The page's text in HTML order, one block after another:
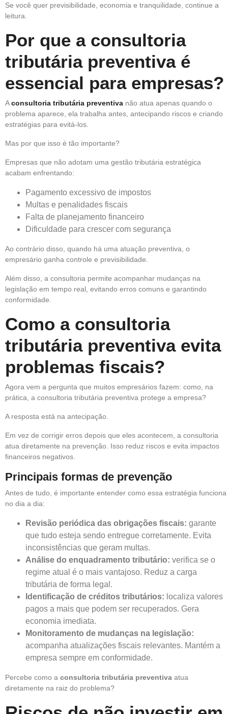
Se você quer previsibilidade, economia e tranquilidade, continue a
leitura.
Por que a consultoria
tributária preventiva é
essencial para empresas?
A consultoria tributária preventiva não atua apenas quando o
problema aparece, ela trabalha antes, antecipando riscos e criando
estratégias para evitá-los.
Mas por que isso é tão importante?
Empresas que não adotam uma gestão tributária estratégica
acabam enfrentando:
Pagamento excessivo de impostos
Multas e penalidades fiscais
Falta de planejamento financeiro
Dificuldade para crescer com segurança
Ao contrário disso, quando há uma atuação preventiva, o
empresário ganha controle e previsibilidade.
Além disso, a consultoria permite acompanhar mudanças na
legislação em tempo real, evitando erros comuns e garantindo
conformidade.
Como a consultoria
tributária preventiva evita
problemas fiscais?
Agora vem a pergunta que muitos empresários fazem: como, na
prática, a consultoria tributária preventiva protege a empresa?
A resposta está na antecipação.
Em vez de corrigir erros depois que eles acontecem, a consultoria
atua diretamente na prevenção. Isso reduz riscos e evita impactos
financeiros negativos.
Principais formas de prevenção
Antes de tudo, é importante entender como essa estratégia funciona
no dia a dia:
Revisão periódica das obrigações fiscais: garante
que tudo esteja sendo entregue corretamente. Evita
inconsistências que geram multas.
Análise do enquadramento tributário: verifica se o
regime atual é o mais vantajoso. Reduz a carga
tributária de forma legal.
Identificação de créditos tributários: ocaliza valores
pagos a mais que podem ser recuperados. Gera
economia imediata.
Monitoramento de mudanças na legislação:
acompanha atualizações fiscais relevantes. Mantém a
empresa sempre em conformidade.
Percebe como a consultoria tributária preventiva atua
diretamente na raiz do problema?